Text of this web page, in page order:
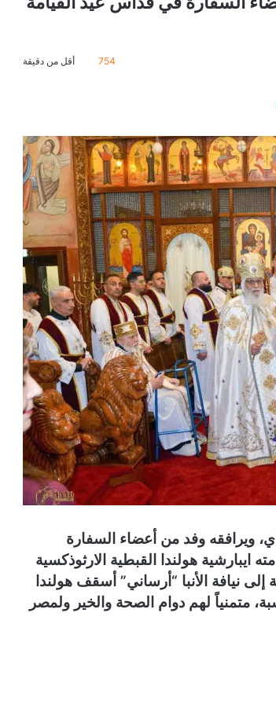
754 أقل من دقيقة
ويرافقه وفد من أعضاء السفارة
ايبارشية هولندا القبطية الارثوذكسية
نيافة الأنبا “أرساني” أسقف هولندا
متمنياً لهم دوام الصحة والخير ولمصر